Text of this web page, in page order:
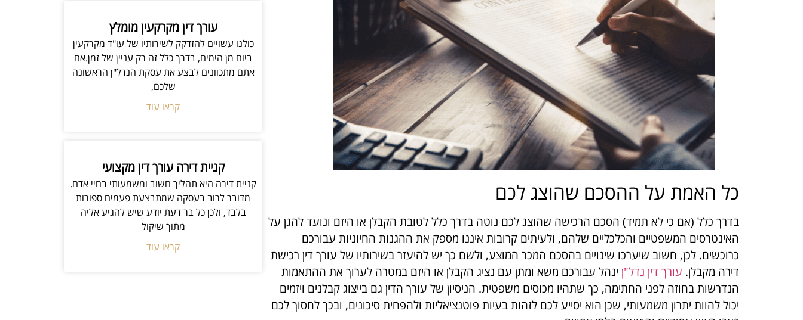
כל האמת על ההסכם שהוצג לכם
בדרך כלל (אם כי לא תמיד) הסכם הרכישה שהוצג לכם נוטה בדרך כלל לטובת הקבלן או היזם ונועד להגן על
האינטרסים המשפטיים והכלכליים שלהם, ולעיתים קרובות איננו מספק את ההגנות החיוניות עבורכם
כרוכשים. לכן, חשוב שיערכו שינויים בהסכם המכר המוצע, ולשם כך יש להיעזר בשירותיו של עורך דין רכישת
דירה מקבלן. עורך דין נדל"ן ינהל עבורכם משא ומתן עם נציג הקבלן או היזם במטרה לערוך את ההתאמות
הנדרשות בחוזה לפני החתימה, כך שתהיו מכוסים משפטית. הניסיון של עורך הדין גם בייצוג קבלנים ויזמים
יכול להוות יתרון משמעותי, שכן הוא יסייע לכם לזהות בעיות פוטנציאליות ולהפחית סיכונים, ובכך לחסוך לכם
עורך דין מקרקעין מומלץ
כולנו עשויים להזדקק לשירותיו של עו"ד מקרקעין
ביום מן הימים, בדרך כלל זה רק עניין של זמן.אם
אתם מתכוונים לבצע את עסקת הנדל"ן הראשונה
שלכם,
קראו עוד
קניית דירה עורך דין מקצועי
קניית דירה היא תהליך חשוב ומשמעותי בחיי אדם.
מדובר לרוב בעסקה שמתבצעת פעמים ספורות
בלבד, ולכן כל בר דעת יודע שיש להגיע אליה
מתוך שיקול
קראו עוד